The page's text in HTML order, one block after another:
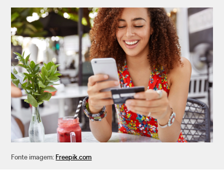
Fonte imagem: Freepik.com